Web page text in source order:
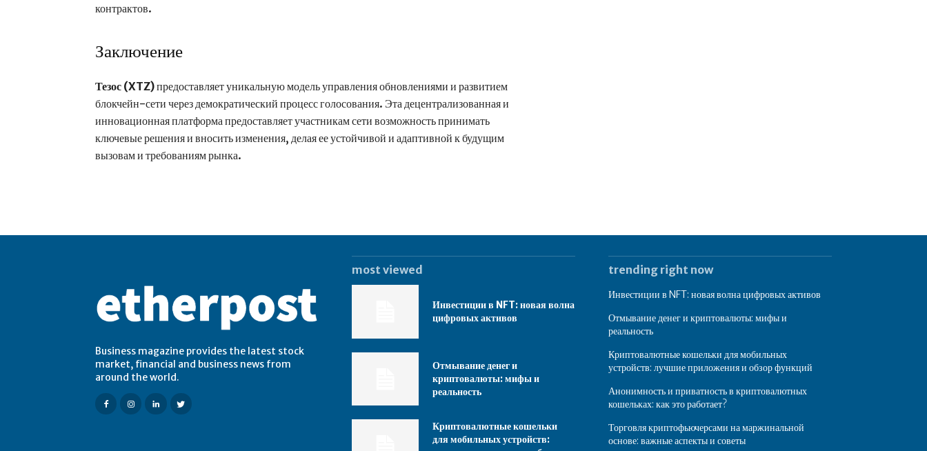
контрактов.
Заключение
Тезос (XTZ)предоставляет уникальную модель управления обновлениями и развитием
блокчейн-сети через демократический процесс голосования. Эта децентрализованная и
инновационная платформа предоставляет участникам сети возможность принимать
ключевые решения и вносить изменения, делая ее устойчивой и адаптивной к будущим
вызовам и требованиям рынка.
Business magazine provides the latest stock
market, financial and business news from
around the world.
most viewed
Инвестиции в NFT: новая волна
цифровых активов
Отмывание денег и
криптовалюты: мифы и
реальность
Криптовалютные кошельки
для мобильных устройств:
trending right now
Инвестиции в NFT: новая волна цифровых активов
Отмывание денег и криптовалюты: мифы и
реальность
Криптовалютные кошельки для мобильных
устройств: лучшие приложения и обзор функций
Анонимность и приватность в криптовалютных
кошельках: как это работает?
Торговля криптофьючерсами на маржинальной
основе: важные аспекты и советы